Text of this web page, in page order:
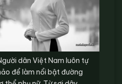
dân Việt Nam luôn tự
để làm nổi bật đường